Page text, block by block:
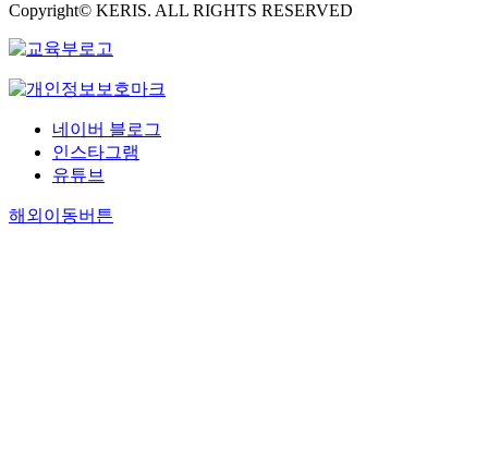
Copyright© KERIS. ALL RIGHTS RESERVED
네이버 블로그
인스타그램
유튜브
해외이동버튼